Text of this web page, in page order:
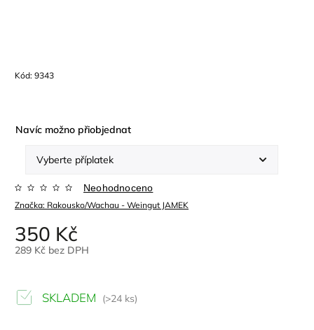
Kód: 9343
Navíc možno přiobjednat
Značka: Rakousko/Wachau - Weingut JAMEK
Neohodnoceno
350 Kč
289 Kč bez DPH
SKLADEM (>24 ks)